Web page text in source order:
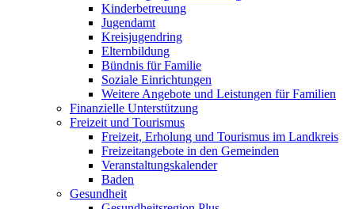
Kinderbetreuung
Jugendamt
Kreisjugendring
Elternbildung
Bündnis für Familie
Soziale Einrichtungen
Weitere Angebote und Leistungen für Familien
Finanzielle Unterstützung
Freizeit und Tourismus
Freizeit, Erholung und Tourismus im Landkreis
Freizeitangebote in den Gemeinden
Veranstaltungskalender
Baden
Gesundheit